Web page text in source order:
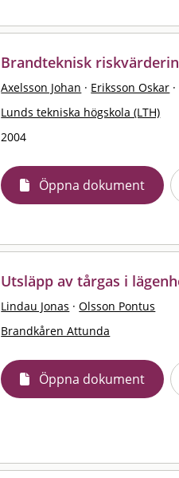
Brandteknisk
Axelsson Johan · Eriksson Oskar ·
Lunds tekniska högskola (LTH)
2004
Öppna dokument
Utsläpp av tårgas i
Lindau Jonas · Olsson Pontus
Brandkåren Attunda
Öppna dokument